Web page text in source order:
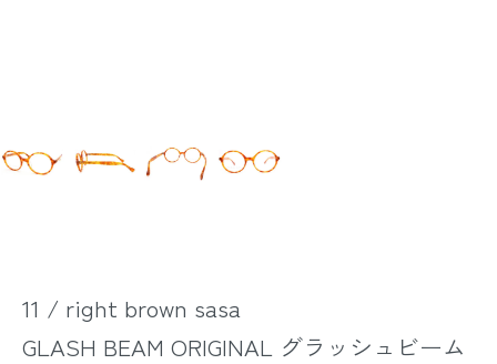
11 / right brown sasa
GLASH BEAM ORIGINAL グラッシュビーム